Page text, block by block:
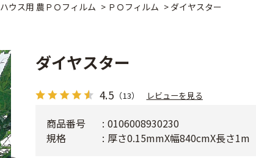
ハウス用 農ＰＯフィルム > ＰＯフィルム > ダイヤスター
ダイヤスター
4.5 （13） レビューを見る
商品番号
0106008930230
規格
厚さ0.15mmX幅840cmX長さ1m